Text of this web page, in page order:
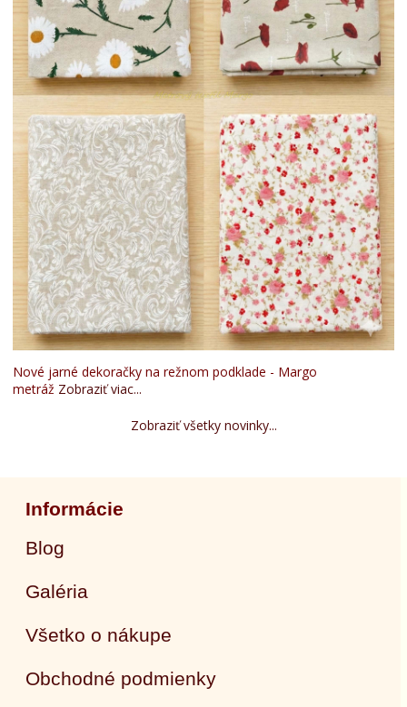
Nové jarné dekoračky na režnom podklade - Margo
metráž Zobraziť viac...
Zobraziť všetky novinky...
Informácie
Blog
Galéria
Všetko o nákupe
Obchodné podmienky